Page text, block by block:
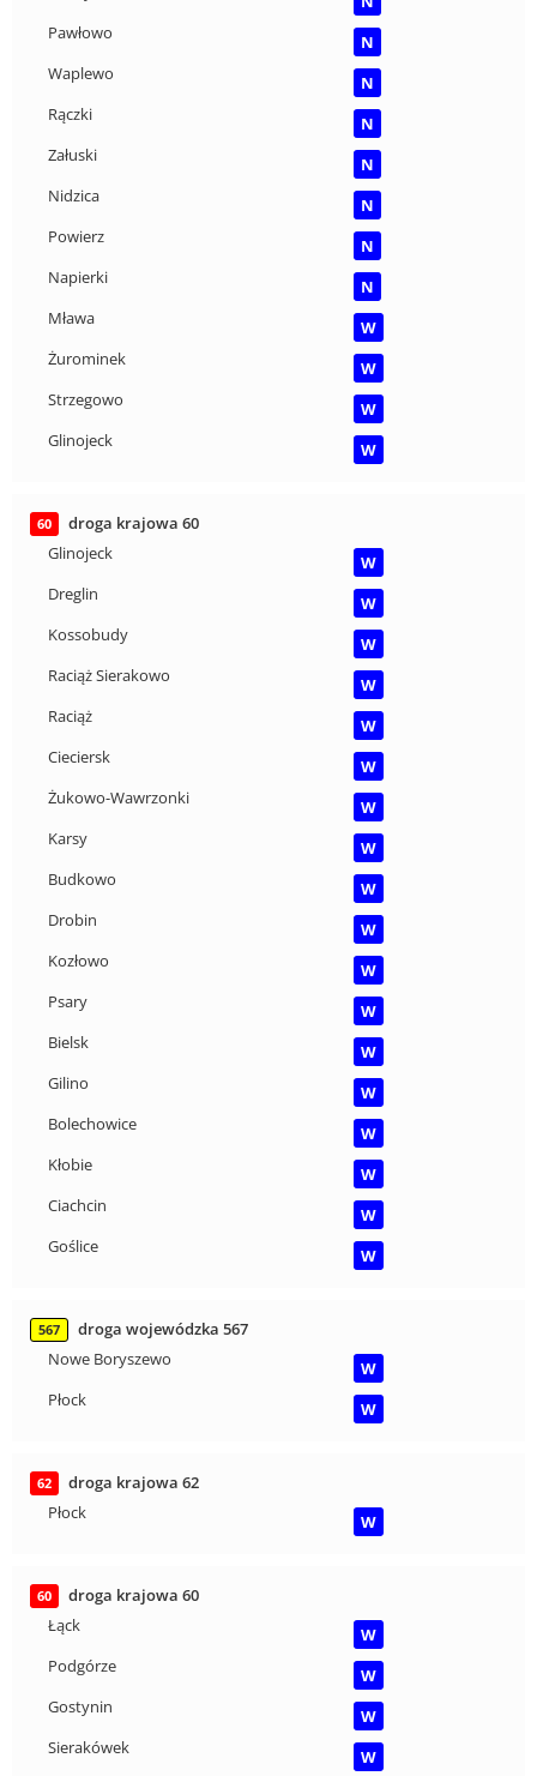
Pawłowo
N
Waplewo
N
Rączki
N
Załuski
N
Nidzica
N
Powierz
N
Napierki
N
Mława
W
Żurominek
W
Strzegowo
W
Glinojeck
W
60
droga krajowa 60
Glinojeck
W
Dreglin
W
Kossobudy
W
Raciąż Sierakowo
W
Raciąż
W
Cieciersk
W
Żukowo-Wawrzonki
W
Karsy
W
Budkowo
W
Drobin
W
Kozłowo
W
Psary
W
Bielsk
W
Gilino
W
Bolechowice
W
Kłobie
W
Ciachcin
W
Goślice
W
567
droga wojewódzka 567
Nowe Boryszewo
W
Płock
W
62
droga krajowa 62
Płock
W
60
droga krajowa 60
Łąck
W
Podgórze
W
Gostynin
W
Sierakówek
W